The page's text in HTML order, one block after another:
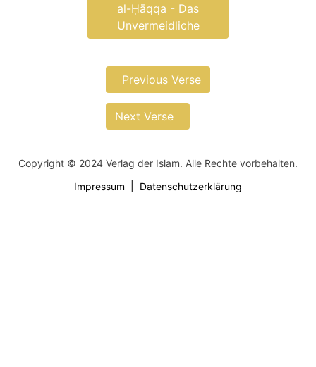
al-Ḥāqqa - Das
Unvermeidliche
Previous Verse
Next Verse
Copyright © 2024 Verlag der Islam. Alle Rechte vorbehalten.
Impressum
Datenschutzerklärung